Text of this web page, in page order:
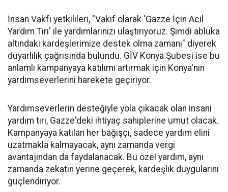
İnsan Vakfı yetkilileri, "Vakıf olarak 'Gazze İçin Acil
Yardım Tırı' ile yardımlarınızı ulaştırıyoruz. Şimdi abluka
altındaki kardeşlerimize destek olma zamanı" diyerek
duyarlılık çağrısında bulundu. GİV Konya Şubesi ise bu
anlamlı kampanyaya katılımı artırmak için Konya'nın
yardımseverlerini harekete geçiriyor.
Yardımseverlerin desteğiyle yola çıkacak olan insani
yardım tırı, Gazze'deki ihtiyaç sahiplerine umut olacak.
Kampanyaya katılan her bağışçı, sadece yardım elini
uzatmakla kalmayacak, aynı zamanda vergi
avantajından da faydalanacak. Bu özel yardım, aynı
zamanda zekatın yerine geçerek, kardeşlik duygularını
güçlendiriyor.